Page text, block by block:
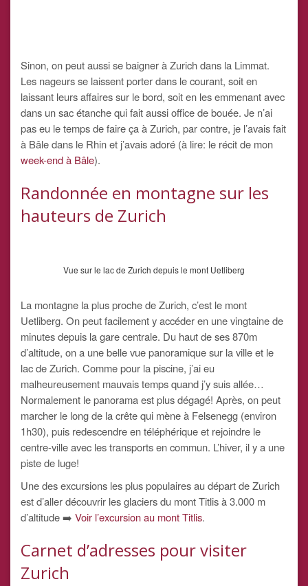
Sinon, on peut aussi se baigner à Zurich dans la Limmat.
Les nageurs se laissent porter dans le courant, soit en
laissant leurs affaires sur le bord, soit en les emmenant avec
dans un sac étanche qui fait aussi office de bouée. Je n’ai
pas eu le temps de faire ça à Zurich, par contre, je l’avais fait
à Bâle dans le Rhin et j’avais adoré (à lire: le récit de mon
week-end à Bâle).
Randonnée en montagne sur les
hauteurs de Zurich
Vue sur le lac de Zurich depuis le mont Uetliberg
La montagne la plus proche de Zurich, c’est le mont
Uetliberg. On peut facilement y accéder en une vingtaine de
minutes depuis la gare centrale. Du haut de ses 870m
d’altitude, on a une belle vue panoramique sur la ville et le
lac de Zurich. Comme pour la piscine, j’ai eu
malheureusement mauvais temps quand j’y suis allée…
Normalement le panorama est plus dégagé! Après, on peut
marcher le long de la crête qui mène à Felsenegg (environ
1h30), puis redescendre en téléphérique et rejoindre le
centre-ville avec les transports en commun. L’hiver, il y a une
piste de luge!
Une des excursions les plus populaires au départ de Zurich
est d’aller découvrir les glaciers du mont Titlis à 3.000 m
d’altitude ➡️ Voir l’excursion au mont Titlis.
Carnet d’adresses pour visiter
Zurich